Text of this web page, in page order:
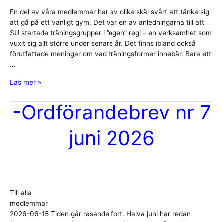
En del av våra medlemmar har av olika skäl svårt att tänka sig
att gå på ett vanligt gym. Det var en av anledningarna till att
SU startade träningsgrupper i ”egen” regi – en verksamhet som
vuxit sig allt större under senare år. Det finns ibland också
förutfattade meningar om vad träningsformer innebär. Bara ett
…
-
fullföljer
vi
Läs mer »
-Ordförandebrev nr 7
juni 2026
Till alla
medlemmar
2026-06-15 Tiden går rasande fort. Halva juni har redan